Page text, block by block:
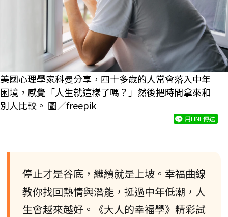
美國心理學家科曼分享，四十多歲的人常會落入中年
困境，感覺「人生就這樣了嗎？」然後把時間拿來和
別人比較。 圖／freepik
用LINE傳送
停止才是谷底，繼續就是上坡。幸福曲線
教你找回熱情與潛能，挺過中年低潮，人
生會越來越好。《大人的幸福學》精彩試